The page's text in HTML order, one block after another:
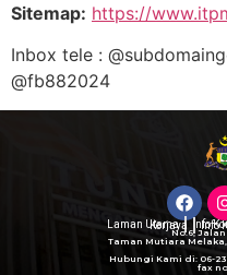
Sitemap: https://
Inbox tele :
@fb882024
Laman Utama Info
Kerjaya Info
No.6,
Taman Mutiara
Hubungi Kami di: 06-
fax